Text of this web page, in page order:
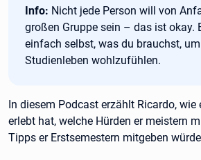
Tipp:
Info: Nicht jede Person will von
großen Gruppe sein – das ist okay.
einfach selbst, was du brauchst,
Studienleben wohlzufühlen.
In diesem Podcast erzählt Ricardo, wie
erlebt hat, welche Hürden er meistern
Tipps er Erstsemestern mitgeben